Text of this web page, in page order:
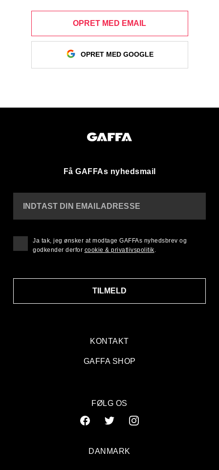
OPRET MED EMAIL
OPRET MED GOOGLE
Få GAFFAs nyhedsmail
KONTAKT
GAFFA SHOP
INDTAST DIN EMAILADRESSE
TILMELD
Ja tak, jeg ønsker at modtage GAFFAs nyhedsbrev og
godkender derfor cookie & privatlivspolitik.
FØLG OS
DANMARK